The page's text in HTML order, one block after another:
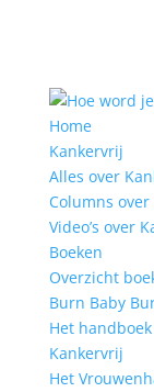
Home
Kankervrij
Alles over
Columns
Video’s over
Boeken
Overzicht
Burn Baby
Het
Kankervrij
Het